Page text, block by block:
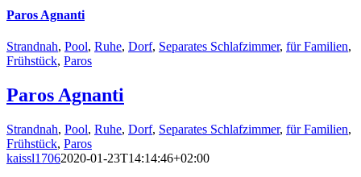
Paros Agnanti
Strandnah, Pool, Ruhe, Dorf, Separates Schlafzimmer, für Familien,
Frühstück, Paros
Paros Agnanti
Strandnah, Pool, Ruhe, Dorf, Separates Schlafzimmer, für Familien,
Frühstück, Paros
kaissl17062020-01-23T14:14:46+02:00